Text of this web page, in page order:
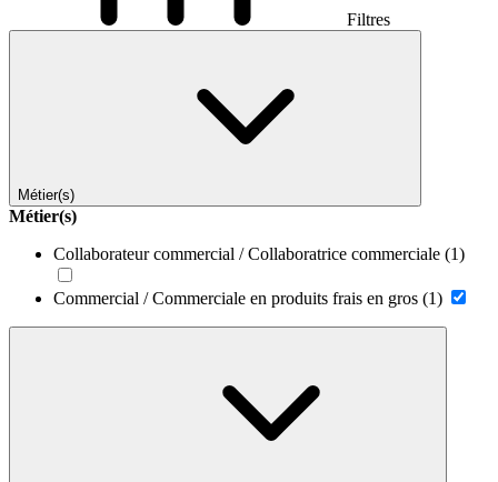
Filtres
Métier(s)
Métier(s)
Collaborateur commercial / Collaboratrice commerciale (1)
Commercial / Commerciale en produits frais en gros (1)